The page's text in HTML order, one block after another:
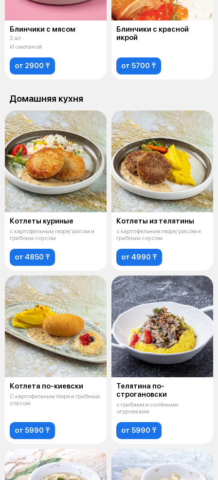
Блинчики с мясом
2 шт.
И сметаной
от 2900 ₸
Блинчики с красной
икрой
от 5700 ₸
Домашняя кухня
Котлеты куриные
с картофельным пюре/ рисом и
грибным соусом
от 4850 ₸
Котлеты из телятины
с картофельным пюре/ рисом и
грибным соусом
от 4990 ₸
Котлета по-киевски
С картофельным пюре и грибным
соусом
от 5990 ₸
Телятина по-
строгановски
с грибами и солёными
огурчиками
от 5990 ₸